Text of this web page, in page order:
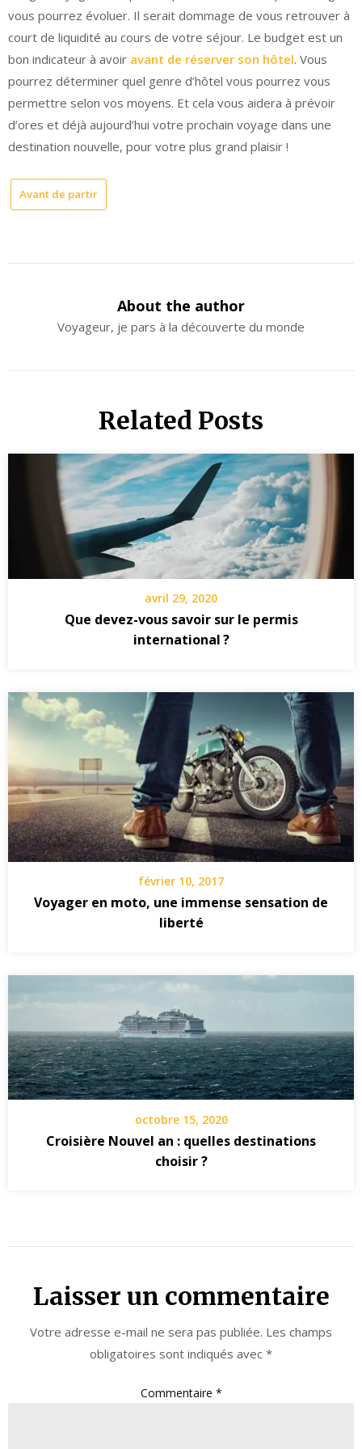
vous pourrez évoluer. Il serait dommage de vous retrouver à
court de liquidité au cours de votre séjour. Le budget est un
bon indicateur à avoir avant de réserver son hôtel. Vous
pourrez déterminer quel genre d’hôtel vous pourrez vous
permettre selon vos moyens. Et cela vous aidera à prévoir
d’ores et déjà aujourd’hui votre prochain voyage dans une
destination nouvelle, pour votre plus grand plaisir !
Avant de partir
About the author
Voyageur, je pars à la découverte du monde
Related Posts
avril 29, 2020
Que devez-vous savoir sur le permis
international ?
février 10, 2017
Voyager en moto, une immense sensation de
liberté
octobre 15, 2020
Croisière Nouvel an : quelles destinations
choisir ?
Laisser un commentaire
Votre adresse e-mail ne sera pas publiée. Les champs
obligatoires sont indiqués avec *
Commentaire *